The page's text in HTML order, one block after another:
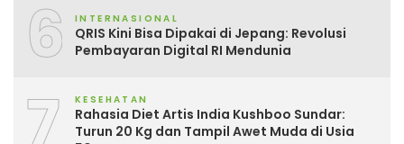
6 INTERNASIONAL
QRIS Kini Bisa Dipakai di Jepang: Revolusi
Pembayaran Digital RI Mendunia
7 KESEHATAN
Rahasia Diet Artis India Kushboo Sundar:
Turun 20 Kg dan Tampil Awet Muda di Usia